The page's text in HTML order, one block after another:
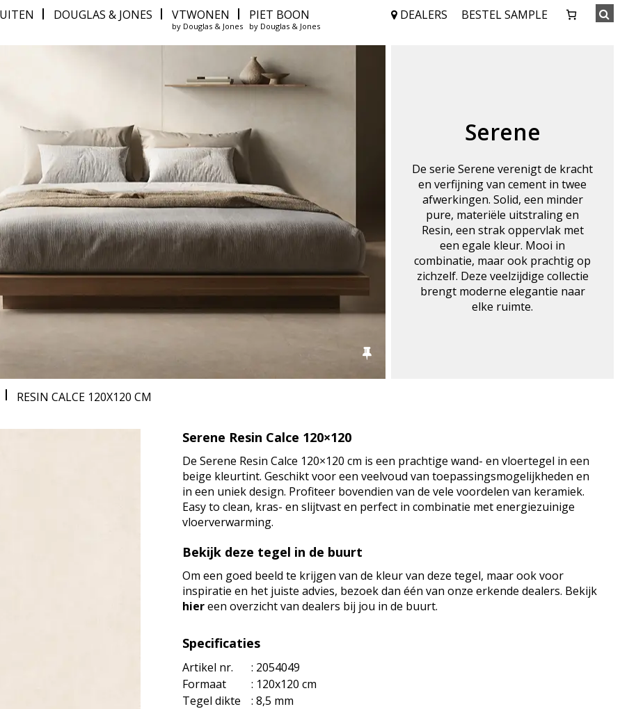
DOUGLAS & JONES VTWONEN
by Douglas & Jones
PIET BOON
by Douglas & Jones
DEALERS BESTEL SAMPLE
Serene
De serie Serene verenigt de kracht
en verfijning van cement in twee
afwerkingen. Solid, een minder
pure, materiële uitstraling en
Resin, een strak oppervlak met
een egale kleur. Mooi in
combinatie, maar ook prachtig op
zichzelf. Deze veelzijdige collectie
brengt moderne elegantie naar
elke ruimte.
RESIN CALCE 120X120 CM
Serene Resin Calce 120×120
De Serene Resin Calce 120×120 cm is een prachtige wand- en vloertegel in een
beige kleurtint. Geschikt voor een veelvoud van toepassingsmogelijkheden en
in een uniek design. Profiteer bovendien van de vele voordelen van keramiek.
Easy to clean, kras- en slijtvast en perfect in combinatie met energiezuinige
vloerverwarming.
Bekijk deze tegel in de buurt
Om een goed beeld te krijgen van de kleur van deze tegel, maar ook voor
inspiratie en het juiste advies, bezoek dan één van onze erkende dealers. Bekijk
hiereen overzicht van dealers bij jou in de buurt.
Specificaties
Artikel nr.
: 2054049
Formaat
: 120x120 cm
Tegel dikte
: 8,5 mm